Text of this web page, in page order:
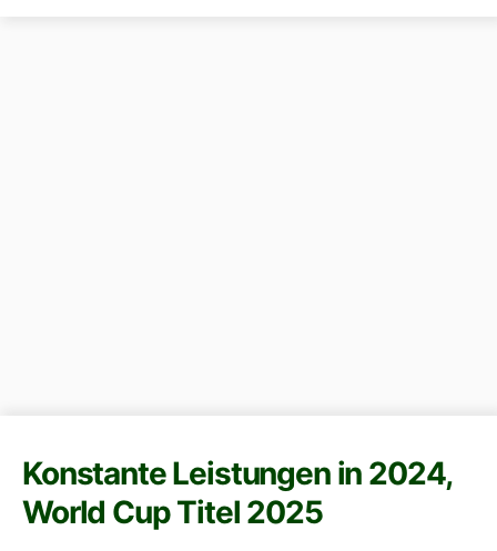
Konstante Leistungen in 2024,
World Cup Titel 2025